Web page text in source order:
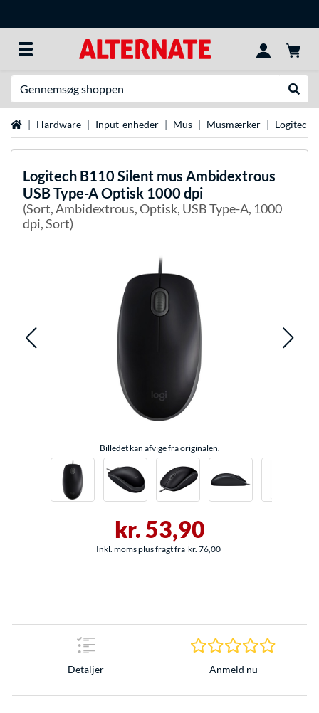
StartsideHardware Input-enheder Mus Musmærker Logitech
Logitech B110 Silent mus Ambidextrous
USB Type-A Optisk 1000 dpi
(Sort, Ambidextrous, Optisk, USB Type-A, 1000
dpi, Sort)
Billedet kan afvige fra originalen.
kr. 53,90
Inkl. moms plus fragt fra kr. 76,00
Detaljer Anmeld nu